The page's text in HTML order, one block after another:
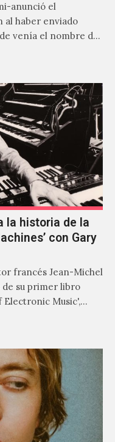
anunció el
al haber enviado
venía el nombre de
la historia de la
con Gary
francés Jean-Michel
su primer libro
Electronic Music',